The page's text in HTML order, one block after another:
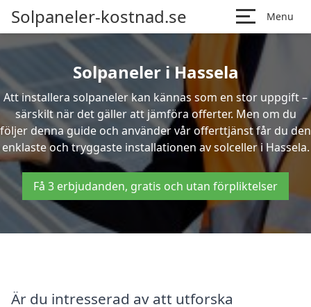
Solpaneler-kostnad.se Menu
Solpaneler i Hassela
Att installera solpaneler kan kännas som en stor uppgift –
särskilt när det gäller att jämföra offerter. Men om du
följer denna guide och använder vår offerttjänst får du den
enklaste och tryggaste installationen av solceller i Hassela.
Få 3 erbjudanden, gratis och utan förpliktelser
Är du intresserad av att utforska